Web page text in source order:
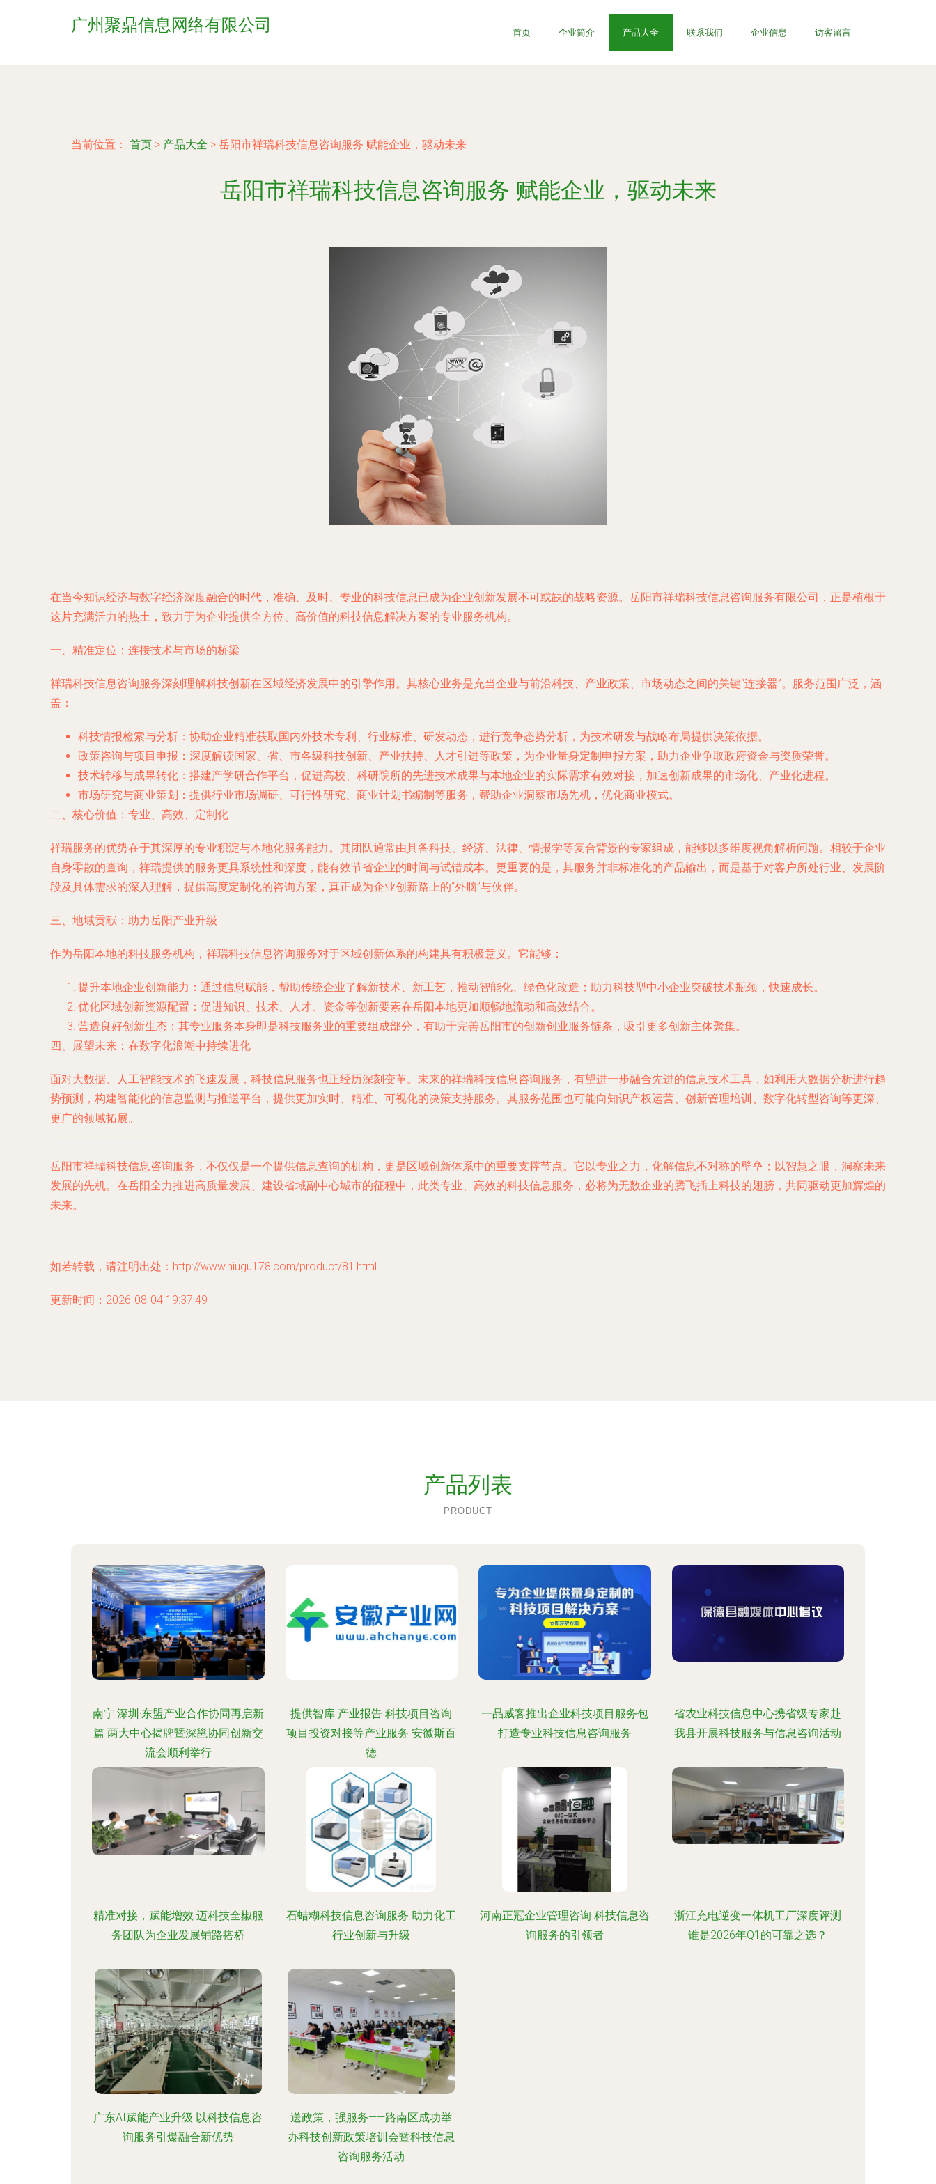
广州聚鼎信息网络有限公司 首页 企业简介 产品大全 联系我们 企业信息 访客留言
当前位置： 首页 > 产品大全 > 岳阳市祥瑞科技信息咨询服务 赋能企业，驱动未来
岳阳市祥瑞科技信息咨询服务 赋能企业，驱动未来
在当今知识经济与数字经济深度融合的时代，准确、及时、专业的科技信息已成为企业创新发展不可或缺的战略资源。岳阳市祥瑞科技信息咨询服务有限公司，正是植根于
这片充满活力的热土，致力于为企业提供全方位、高价值的科技信息解决方案的专业服务机构。
一、精准定位：连接技术与市场的桥梁
祥瑞科技信息咨询服务深刻理解科技创新在区域经济发展中的引擎作用。其核心业务是充当企业与前沿科技、产业政策、市场动态之间的关键“连接器”。服务范围广泛，涵
盖：
科技情报检索与分析 ：协助企业精准获取国内外技术专利、行业标准、研发动态，进行竞争态势分析，为技术研发与战略布局提供决策依据。
政策咨询与项目申报 ：深度解读国家、省、市各级科技创新、产业扶持、人才引进等政策，为企业量身定制申报方案，助力企业争取政府资金与资质荣誉。
技术转移与成果转化 ：搭建产学研合作平台，促进高校、科研院所的先进技术成果与本地企业的实际需求有效对接，加速创新成果的市场化、产业化进程。
市场研究与商业策划 ：提供行业市场调研、可行性研究、商业计划书编制等服务，帮助企业洞察市场先机，优化商业模式。
二、核心价值：专业、高效、定制化
祥瑞服务的优势在于其深厚的专业积淀与本地化服务能力。其团队通常由具备科技、经济、法律、情报学等复合背景的专家组成，能够以多维度视角解析问题。相较于企业
自身零散的查询，祥瑞提供的服务更具系统性和深度，能有效节省企业的时间与试错成本。更重要的是，其服务并非标准化的产品输出，而是基于对客户所处行业、发展阶
段及具体需求的深入理解，提供高度定制化的咨询方案，真正成为企业创新路上的“外脑”与伙伴。
三、地域贡献：助力岳阳产业升级
作为岳阳本地的科技服务机构，祥瑞科技信息咨询服务对于区域创新体系的构建具有积极意义。它能够：
提升本地企业创新能力 ：通过信息赋能，帮助传统企业了解新技术、新工艺，推动智能化、绿色化改造；助力科技型中小企业突破技术瓶颈，快速成长。
优化区域创新资源配置 ：促进知识、技术、人才、资金等创新要素在岳阳本地更加顺畅地流动和高效结合。
营造良好创新生态 ：其专业服务本身即是科技服务业的重要组成部分，有助于完善岳阳市的创新创业服务链条，吸引更多创新主体聚集。
四、展望未来：在数字化浪潮中持续进化
面对大数据、人工智能技术的飞速发展，科技信息服务也正经历深刻变革。未来的祥瑞科技信息咨询服务，有望进一步融合先进的信息技术工具，如利用大数据分析进行趋
势预测，构建智能化的信息监测与推送平台，提供更加实时、精准、可视化的决策支持服务。其服务范围也可能向知识产权运营、创新管理培训、数字化转型咨询等更深、
更广的领域拓展。
岳阳市祥瑞科技信息咨询服务，不仅仅是一个提供信息查询的机构，更是区域创新体系中的重要支撑节点。它以专业之力，化解信息不对称的壁垒；以智慧之眼，洞察未来
发展的先机。在岳阳全力推进高质量发展、建设省域副中心城市的征程中，此类专业、高效的科技信息服务，必将为无数企业的腾飞插上科技的翅膀，共同驱动更加辉煌的
未来。
如若转载，请注明出处：http://www.niugu178.com/product/81.html
更新时间：2026-08-04 19:37:49
产品列表
PRODUCT
南宁·深圳·东盟产业合作协同再启新
篇 两大中心揭牌暨深邕协同创新交
流会顺利举行
提供智库 产业报告 科技项目咨询
项目投资对接等产业服务 安徽斯百
德
一品威客推出企业科技项目服务包
打造专业科技信息咨询服务
省农业科技信息中心携省级专家赴
我县开展科技服务与信息咨询活动
精准对接，赋能增效 迈科技全椒服
务团队为企业发展铺路搭桥
石蜡糊科技信息咨询服务 助力化工
行业创新与升级
河南正冠企业管理咨询 科技信息咨
询服务的引领者
浙江充电逆变一体机工厂深度评测
谁是2026年Q1的可靠之选？
广东AI赋能产业升级 以科技信息咨
询服务引爆融合新优势
送政策，强服务——路南区成功举
办科技创新政策培训会暨科技信息
咨询服务活动